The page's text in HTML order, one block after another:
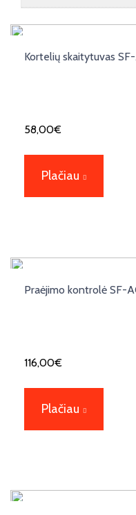
Kortelių skaitytuvas
58,00€
Plačiau
Praėjimo kontrolė SF-
116,00€
Plačiau